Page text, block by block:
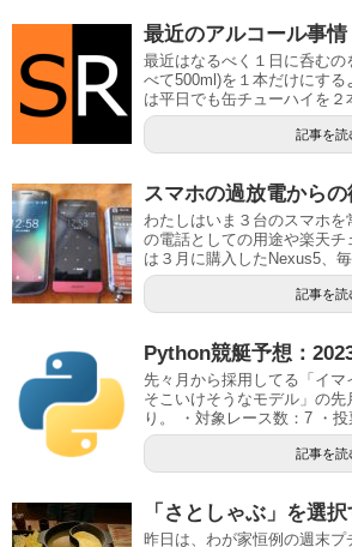
最近のアルコール事
最近はなるべく１日に呑むの
べて500ml)を１本だけにす
は平日でも缶チューハイを２
記事を読
スマホの過放電からの
わたしはいま３台のスマホ
の電話としての用途や楽天
は３月に購入したNexus5、
記事を読
Python競艇予想：
先々月から採用してる「イマ
そこいけそうなモデル」の
り。 ・対象レース数：7 ・
記事を読
「さとしゃぶ」を選
昨日は、わが家恒例の週末